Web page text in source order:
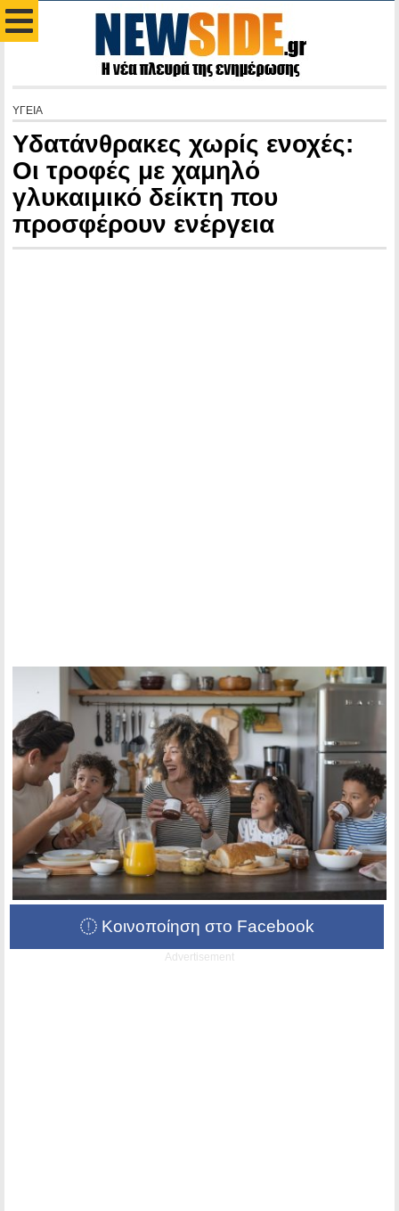
ΥΓΕΙΑ
Υδατάνθρακες χωρίς ενοχές:
Οι τροφές με χαμηλό
γλυκαιμικό δείκτη που
προσφέρουν ενέργεια
Κοινοποίηση στο Facebook
Advertisement